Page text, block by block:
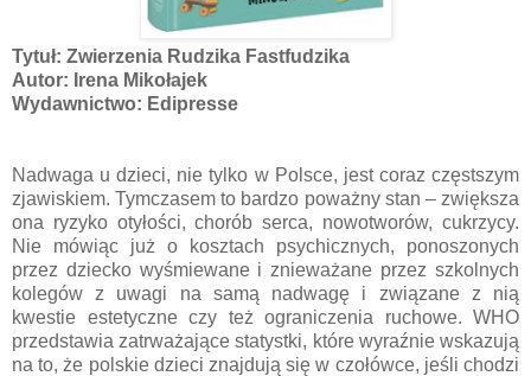
Tytuł: Zwierzenia Rudzika Fastfudzika
Autor: Irena Mikołajek
Wydawnictwo: Edipresse
Nadwaga u dzieci, nie tylko w Polsce, jest coraz częstszym
zjawiskiem. Tymczasem to bardzo poważny stan – zwiększa
ona ryzyko otyłości, chorób serca, nowotworów, cukrzycy.
Nie mówiąc już o kosztach psychicznych, ponoszonych
przez dziecko wyśmiewane i znieważane przez szkolnych
kolegów z uwagi na samą nadwagę i związane z nią
kwestie estetyczne czy też ograniczenia ruchowe. WHO
przedstawia zatrważające statystki, które wyraźnie wskazują
na to, że polskie dzieci znajdują się w czołówce, jeśli chodzi